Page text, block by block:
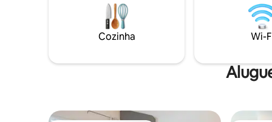
Churrasco em um terraço lindamente
mobiliado Lareira a gás➳ interna e lareira
externa ➳ Spa aberto durante todas as
toda a
o ano
qual for a
Cozinha Wi-